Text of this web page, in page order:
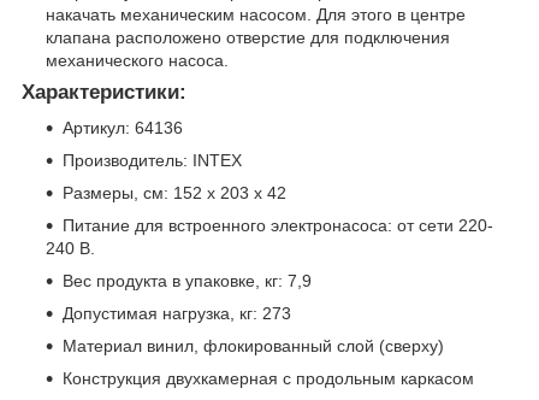
накачать механическим насосом. Для этого в центре
клапана расположено отверстие для подключения
механического насоса.
Характеристики:
Артикул: 64136
Производитель: INTEX
Размеры, см: 152 х 203 х 42
Питание для встроенного электронасоса: от сети 220-
240 В.
Вес продукта в упаковке, кг: 7,9
Допустимая нагрузка, кг: 273
Материал винил, флокированный слой (сверху)
Конструкция двухкамерная с продольным каркасом